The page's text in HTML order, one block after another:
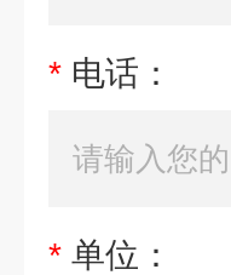
* 电话：
* 单位：